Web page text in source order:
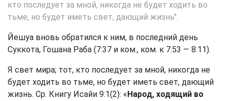
кто последует за мной, никогда не будет ходить во
тьме, но будет иметь свет, дающий жизнь".
Йешуа вновь обратился к ним, в последний день
Суккота, Гошана Раба (7:37 и ком., ком. к 7:53 — 8:11).
Я свет мира; тот, кто последует за мной, никогда не
будет ходить во тьме, но будет иметь свет, дающий
жизнь. Ср. Книгу Исайи 9:1(2): «Народ, ходящий во